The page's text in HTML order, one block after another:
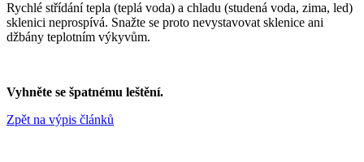
Rychlé střídání tepla (teplá voda) a chladu (studená voda, zima, led)
sklenici neprospívá. Snažte se proto nevystavovat sklenice ani
džbány teplotním výkyvům.
Vyhněte se špatnému leštění.
Zpět na výpis článků